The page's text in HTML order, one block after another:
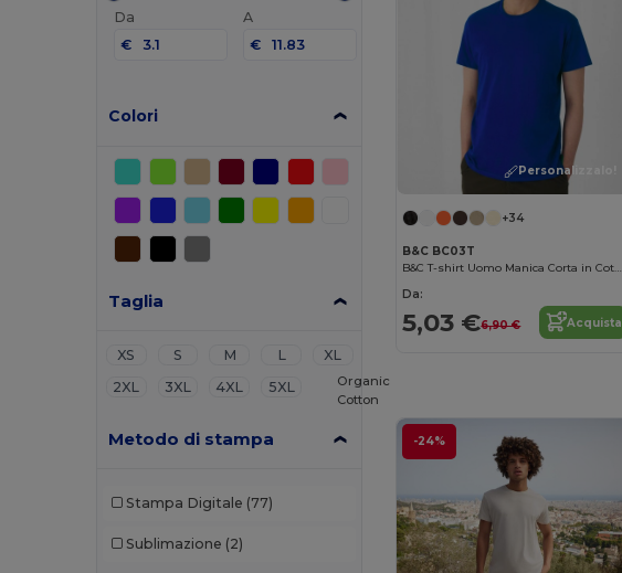
Da
€
A
€
Colori
Taglia
XS S M L
XL
2XL
3XL 4XL 5XL
Metodo di stampa
Stampa Digitale (77)
Sublimazione (2)
Personalizzalo!
+34
B&C BC03T
B&C T-shirt Uomo Manica Corta in Cotone Ringspun
Da:
5,03 €6,90 € Acquista
-24%
Organic
Cotton